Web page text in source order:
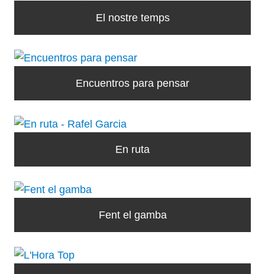
El nostre temps
Encuentros para pensar
En ruta
Fent el gamba